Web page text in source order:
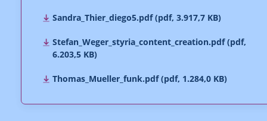
Sandra_Thier_diego5.pdf (pdf, 3.917,7 KB)
Stefan_Weger_styria_content_creation.pdf (pdf,
6.203,5 KB)
Thomas_Mueller_funk.pdf (pdf, 1.284,0 KB)